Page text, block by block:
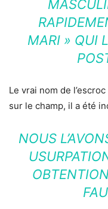
MARI » QUI
Le vrai nom de
sur le champ, il a été
NOUS